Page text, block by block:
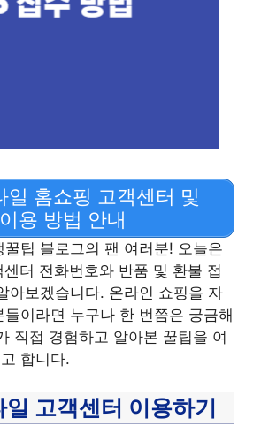
일 홈쇼핑 고객센터 및
이용 방법 안내
꿀팁 블로그의 팬 여러분! 오늘은
터 전화번호와 반품 및 환불 접
아보겠습니다. 온라인 쇼핑을 자
이라면 누구나 한 번쯤은 궁금해
직접 경험하고 알아본 꿀팁을 여
합니다.
고객센터 이용하기